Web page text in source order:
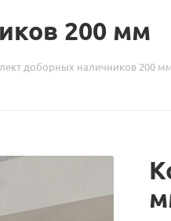
200 мм
доборных наличников 200